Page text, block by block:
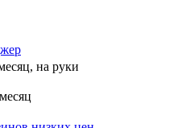
на руки